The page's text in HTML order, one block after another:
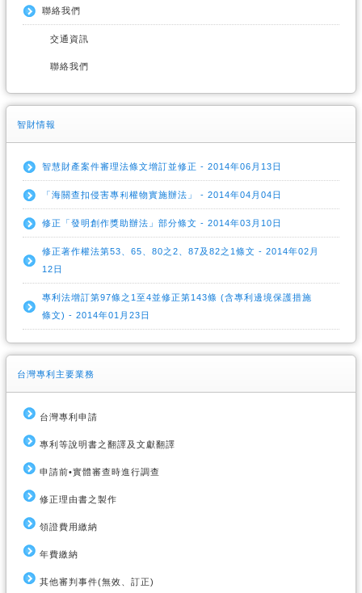
聯絡我們
交通資訊
聯絡我們
智財情報
智慧財產案件審理法條文增訂並修正 - 2014年06月13日
「海關查扣侵害專利權物實施辦法」 - 2014年04月04日
修正「發明創作獎助辦法」部分條文 - 2014年03月10日
修正著作權法第53、65、80之2、87及82之1條文 - 2014年02月
12日
專利法增訂第97條之1至4並修正第143條 (含專利邊境保護措施
條文) - 2014年01月23日
台灣專利主要業務
台灣專利申請
專利等說明書之翻譯及文獻翻譯
申請前•實體審查時進行調查
修正理由書之製作
領證費用繳納
年費繳納
其他審判事件(無效、訂正)